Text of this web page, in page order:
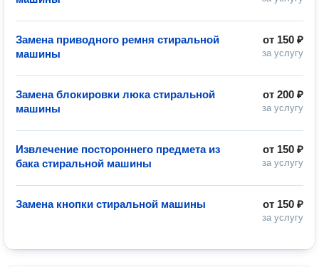
от 150 ₽
за услугу
Замена приводного ремня стиральной
машины
от 200 ₽
за услугу
Замена блокировки люка стиральной
машины
от 150 ₽
за услугу
Извлечение постороннего предмета из
бака стиральной машины
от 150 ₽
за услугу
Замена кнопки стиральной машины